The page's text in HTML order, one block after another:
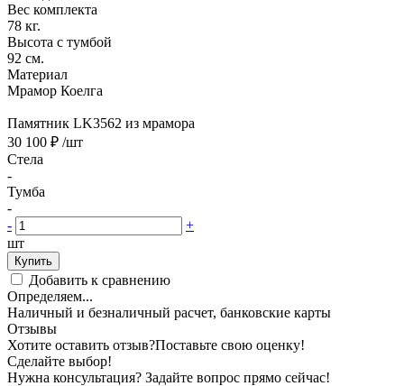
Вес комплекта
78 кг.
Высота с тумбой
92 см.
Материал
Мрамор Коелга
Памятник LK3562 из мрамора
30 100 ₽ /шт
Стела
-
Тумба
-
-
+
шт
Купить
Добавить к сравнению
Определяем...
Наличный и безналичный расчет, банковские карты
Отзывы
Хотите оставить отзыв?Поставьте свою оценку!
Сделайте выбор!
Нужна консультация? Задайте вопрос прямо сейчас!